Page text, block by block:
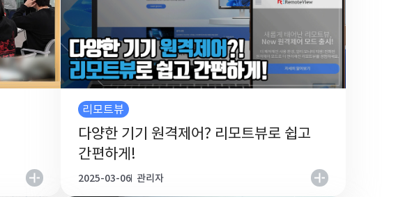
리모트뷰
다양한 기기 원격제어? 리모트뷰로 쉽고
간편하게!
2025-03-06 관리자